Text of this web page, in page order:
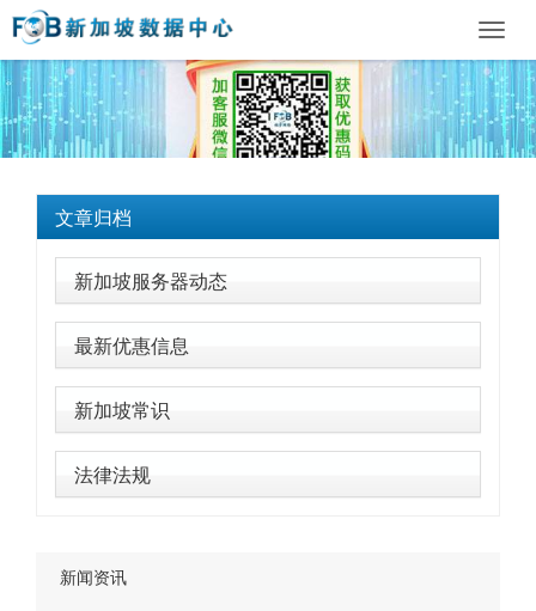
文章归档
新加坡服务器动态
最新优惠信息
新加坡常识
法律法规
新闻资讯